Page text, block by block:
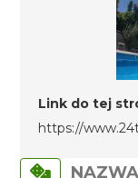
Link do tej
https://